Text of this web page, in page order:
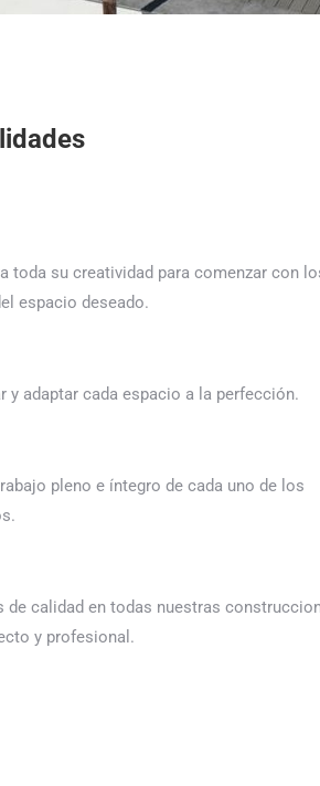
toda su creatividad para comenzar con
espacio deseado.
y adaptar cada espacio a la perfección.
pleno e íntegro de cada uno de los
de calidad en todas nuestras
y profesional.